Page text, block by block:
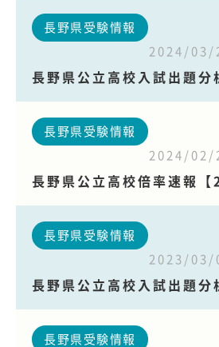
長野県受験情報
2024/03/
長野県公立高校入試出題分
長野県受験情報
2024/02/
長野県公立高校倍率速報【
長野県受験情報
2023/03/
長野県公立高校入試出題分
長野県受験情報